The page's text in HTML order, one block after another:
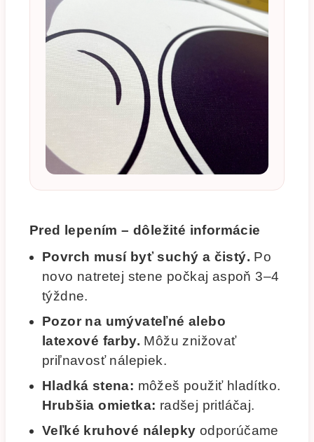
Pred lepením – dôležité informácie
Povrch musí byť suchý a čistý. Po
novo natretej stene počkaj aspoň 3–4
týždne.
Pozor na umývateľné alebo
latexové farby. Môžu znižovať
priľnavosť nálepiek.
Hladká stena: môžeš použiť hladítko.
Hrubšia omietka: radšej pritláčaj.
Veľké kruhové nálepky odporúčame